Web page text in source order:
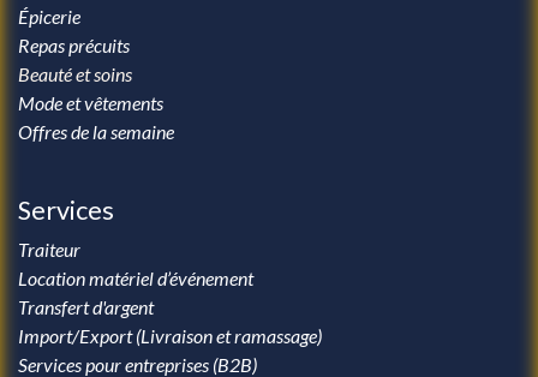
Épicerie
Repas précuits
Beauté et soins
Mode et vêtements
Offres de la semaine
Services
Traiteur
Location matériel d’événement
Transfert d'argent
Import/Export (Livraison et ramassage)
Services pour entreprises (B2B)